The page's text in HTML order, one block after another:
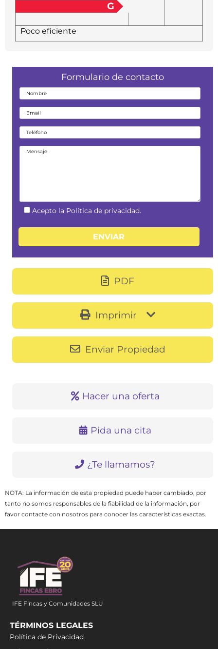
G
Poco eficiente
Formulario de contacto
Acepto la Política de privacidad.
PDF
Imprimir
Enviar Propiedad
Hacer una oferta
Pida una cita
¿Te llamamos?
NOTA: La información de esta propiedad puede haber cambiado, por
tanto no somos responsables de la fiabilidad de la información, por
favor contacte con nosotros para conocer las características exactas.
IFE Fincas y Comunidades SLU
TÉRMINOS LEGALES
Política de Privacidad